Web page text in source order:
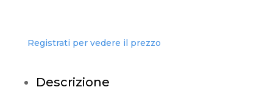
Registrati per vedere il prezzo
Descrizione